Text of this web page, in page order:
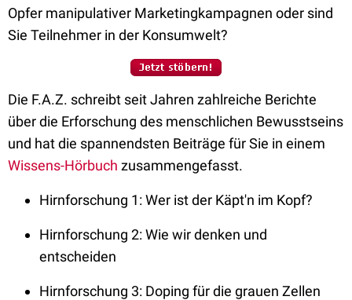
Opfer manipulativer Marketingkampagnen oder sind
Sie Teilnehmer in der Konsumwelt?
Die F.A.Z. schreibt seit Jahren zahlreiche Berichte
über die Erforschung des menschlichen Bewusstseins
und hat die spannendsten Beiträge für Sie in einem
Wissens-Hörbuch zusammengefasst.
Hirnforschung 1: Wer ist der Käpt'n im Kopf?
Hirnforschung 2: Wie wir denken und
entscheiden
Hirnforschung 3: Doping für die grauen Zellen